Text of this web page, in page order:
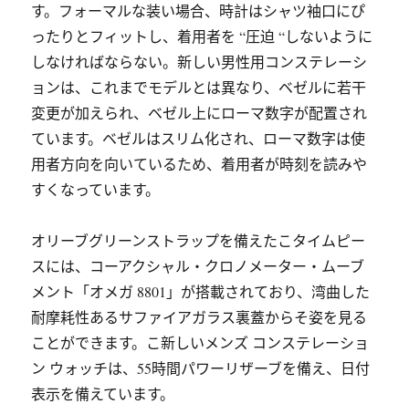
す。フォーマルな装い場合、時計はシャツ袖口にぴ
ったりとフィットし、着用者を “圧迫 “しないように
しなければならない。新しい男性用コンステレーシ
ョンは、これまでモデルとは異なり、ベゼルに若干
変更が加えられ、ベゼル上にローマ数字が配置され
ています。ベゼルはスリム化され、ローマ数字は使
用者方向を向いているため、着用者が時刻を読みや
すくなっています。
オリーブグリーンストラップを備えたこタイムピー
スには、コーアクシャル・クロノメーター・ムーブ
メント「オメガ 8801」が搭載されており、湾曲した
耐摩耗性あるサファイアガラス裏蓋からそ姿を見る
ことができます。こ新しいメンズ コンステレーショ
ン ウォッチは、55時間パワーリザーブを備え、日付
表示を備えています。